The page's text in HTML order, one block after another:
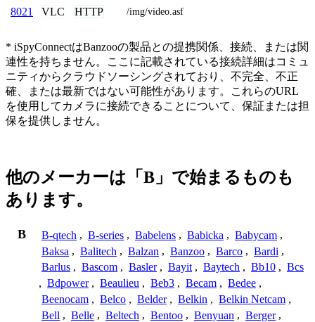
8021 VLC HTTP /img/video.asf
* iSpyConnectはBanzooの製品との提携関係、接続、または関
連性を持ちません。ここに記載されている接続詳細はコミュ
ニティからクラウドソーシングされており、不完全、不正
確、または最新ではない可能性があります。これらのURL
を使用してカメラに接続できることについて、保証または担
保を提供しません。
他のメーカーは「B」で始まるものも
あります。
B B-qtech , B-series , Babelens , Babicka , Babycam ,
Baksa , Balitech , Balzan , Banzoo , Barco , Bardi ,
Barlus , Bascom , Basler , Bayit , Baytech , Bb10 , Bcs
, Bdpower , Beaulieu , Beb3 , Becam , Bedee ,
Beenocam , Belco , Belder , Belkin , Belkin Netcam ,
Bell , Belle , Beltech , Bentoo , Benyuan , Berger ,